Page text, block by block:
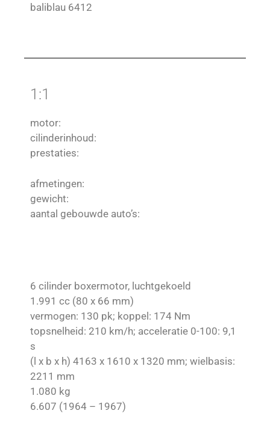
baliblau 6412
1:1
motor:
cilinderinhoud:
prestaties:
afmetingen:
gewicht:
aantal gebouwde auto’s:
6 cilinder boxermotor, luchtgekoeld
1.991 cc (80 x 66 mm)
vermogen: 130 pk; koppel: 174 Nm
topsnelheid: 210 km/h; acceleratie 0-100: 9,1
s
(l x b x h) 4163 x 1610 x 1320 mm; wielbasis:
2211 mm
1.080 kg
6.607 (1964 – 1967)